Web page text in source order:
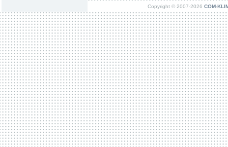
Copyright © 2007-2026 COM-